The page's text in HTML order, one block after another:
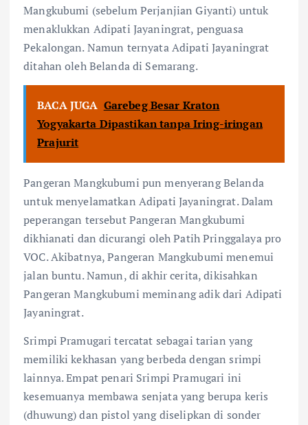
Mangkubumi (sebelum Perjanjian Giyanti) untuk
menaklukkan Adipati Jayaningrat, penguasa
Pekalongan. Namun ternyata Adipati Jayaningrat
ditahan oleh Belanda di Semarang.
BACA JUGA Garebeg Besar Kraton
Yogyakarta Dipastikan tanpa Iring-iringan
Prajurit
Pangeran Mangkubumi pun menyerang Belanda
untuk menyelamatkan Adipati Jayaningrat. Dalam
peperangan tersebut Pangeran Mangkubumi
dikhianati dan dicurangi oleh Patih Pringgalaya pro
VOC. Akibatnya, Pangeran Mangkubumi menemui
jalan buntu. Namun, di akhir cerita, dikisahkan
Pangeran Mangkubumi meminang adik dari Adipati
Jayaningrat.
Srimpi Pramugari tercatat sebagai tarian yang
memiliki kekhasan yang berbeda dengan srimpi
lainnya. Empat penari Srimpi Pramugari ini
kesemuanya membawa senjata yang berupa keris
(dhuwung) dan pistol yang diselipkan di sonder